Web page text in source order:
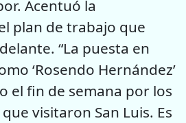
Acentuó la
plan de trabajo que
“La puesta en
‘Rosendo Hernández’
el fin de semana por los
visitaron San Luis. Es